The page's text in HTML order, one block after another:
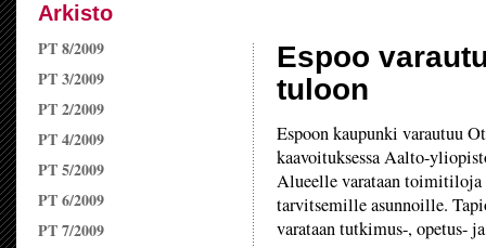
Arkisto
PT 8/2009
PT 3/2009
PT 2/2009
PT 4/2009
PT 5/2009
PT 6/2009
PT 7/2009
Espoo
tuloon
Espoon kaupunki varautuu
kaavoituksessa Aalto-
Alueelle varataan
tarvitsemille asunnoille.
varataan tutkimus-, opetus-